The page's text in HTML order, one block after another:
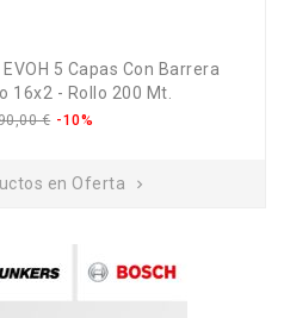
EVOH 5 Capas Con Barrera
16x2 - Rollo 200 Mt.
€ -10%
en Oferta 